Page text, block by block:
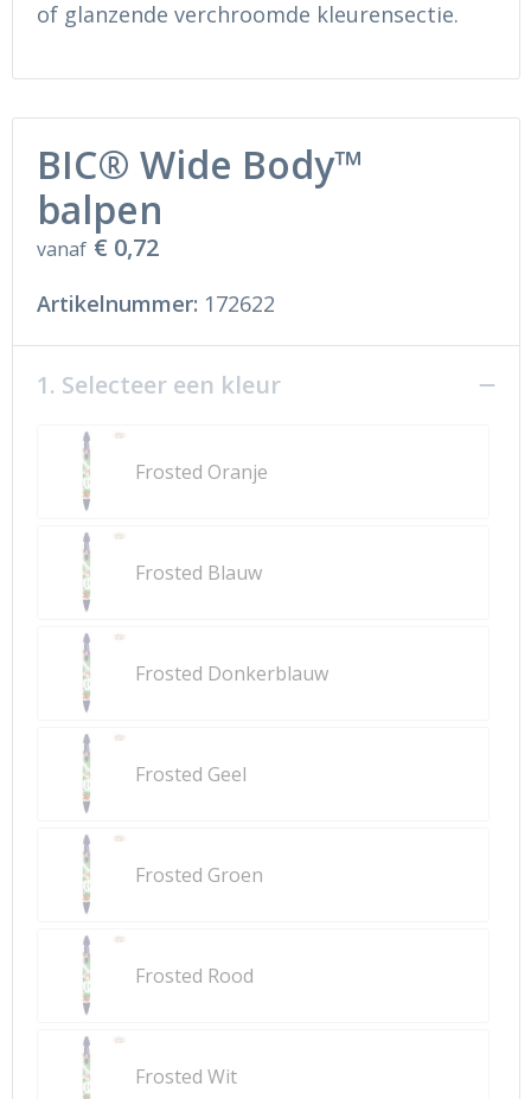
Ondergoed en Sokken
Schoenen
Hoofdbescherming
Gehoorbescherming
Sokken en Nachtkleding
Gilets
of glanzende verchroomde kleurensectie.
BIC® Wide Body™
balpen
vanaf € 0,72
Artikelnummer: 172622
1. Selecteer een kleur
Frosted Oranje
Frosted Blauw
Frosted Donkerblauw
Frosted Geel
Frosted Groen
Frosted Rood
Frosted Wit